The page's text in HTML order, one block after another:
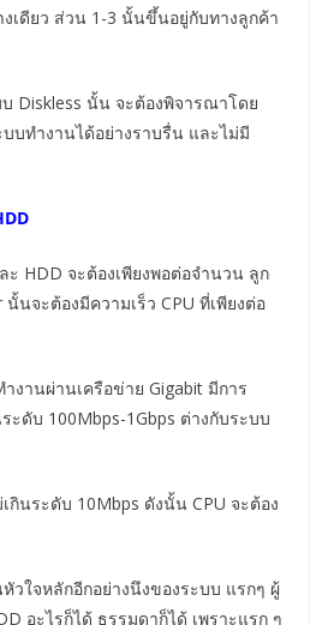
งเดียว ส่วน 1-3 นั้นขึ้นอยู่กับทางลูกค้า
Diskless นั้น จะต้องพิจารณาโดย
บทำงานได้อย่างราบรื่น และไม่มี
ะ HDD จะต้องเพียงพอต่อจำนวน ลูก
นจะต้องมีความเร็ว CPU ที่เพียงต่อ
งานผ่านเครือข่าย Gigabit มีการ
ะดับ 100Mbps-1Gbps ต่างกับระบบ
กินระดับ 10Mbps ดังนั้น CPU จะต้อง
หัวใจหลักอีกอย่างนึงของระบบ แรกๆ ผู้
อะไรก็ได้ ธรรมดาก็ได้ เพราะแรก ๆ